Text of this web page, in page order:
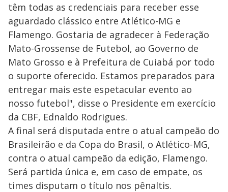
têm todas as credenciais para receber esse
aguardado clássico entre Atlético-MG e
Flamengo. Gostaria de agradecer à Federação
Mato-Grossense de Futebol, ao Governo de
Mato Grosso e à Prefeitura de Cuiabá por todo
o suporte oferecido. Estamos preparados para
entregar mais este espetacular evento ao
nosso futebol", disse o Presidente em exercício
da CBF, Ednaldo Rodrigues.
A final será disputada entre o atual campeão do
Brasileirão e da Copa do Brasil, o Atlético-MG,
contra o atual campeão da edição, Flamengo.
Será partida única e, em caso de empate, os
times disputam o título nos pênaltis.